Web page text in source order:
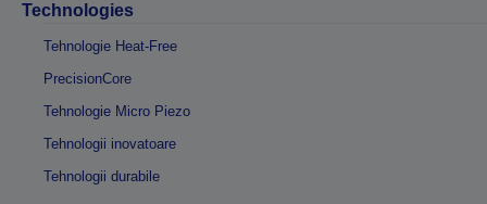
Technologies
Tehnologie Heat-Free
PrecisionCore
Tehnologie Micro Piezo
Tehnologii inovatoare
Tehnologii durabile